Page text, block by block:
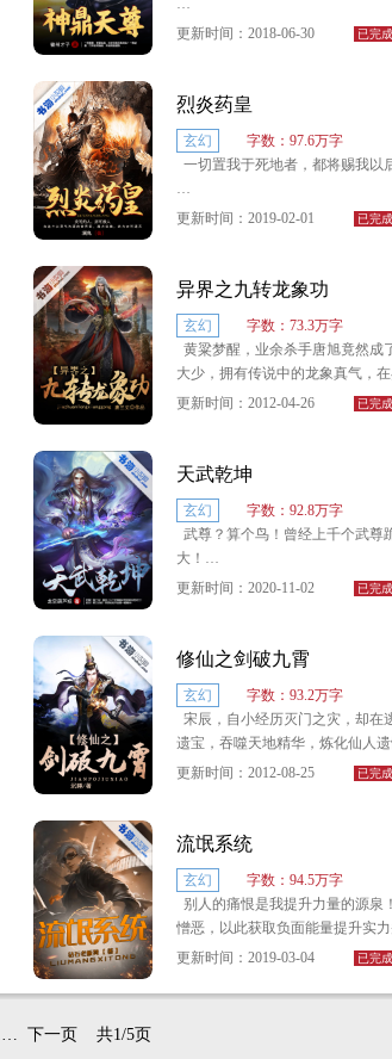
新书《万古主宰》：
http://www.shuhai.com/book/
一个残破的小世界，无法修炼，
秦元偶得一口破鼎，来到了灵界
更新时间：2018-06-30 已完成
烈炎药皇
玄幻
字数：97.6万字
一切置我于死地者，都将赐我以
之下获得碎脉炎王舞。
冥海邪宗、叶兰神医、苍雪天才
并起。
一条药与炎交织的封王道路在少
一怒群雄惧，安居天下息。
前路茫茫，逆天修行。苍茫大地
更新时间：2019-02-01 已完成
异界之九转龙象功
玄幻
字数：73.3万字
黄粱梦醒，业余杀手唐旭竟然成
大少，拥有传说中的龙象真气，
各种动漫人物的特殊技能，瞬步、
热血澎湃的激斗，激情与欲望的
界的面纱缓缓揭开，最终成为了
神，踏上了通往另一个更神秘的
更新时间：2012-04-26 已完成
天武乾坤
玄幻
字数：92.8万字
武尊？算个鸟！曾经上千个武尊
大！
谁敢在我面前嚣张，直接打得他
天生不凡，宁死不凡！都给我听
来了！誓要扭转乾坤，傲视天下
一人发本功-法秘籍，不识相的，
征服》！
更新时间：2020-11-02 已完成
修仙之剑破九霄
玄幻
字数：93.2万字
宋辰，自小经历灭门之灾，却在
遗宝，吞噬天地精华，炼化仙人
上九霄、战天下！
惧妖孽天才，掌控天地，万古无敌
更新时间：2012-08-25 已完成
流氓系统
玄幻
字数：94.5万字
别人的痛恨是我提升力量的源泉
憎恶，以此获取负面能量提升实
拉仇恨是美德，吸收仇恨是能力！
到最后，像我这般有天赋，有实
更新时间：2019-03-04 已完成
下一页 共1/5页